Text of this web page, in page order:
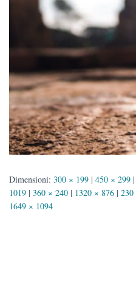
Dimensioni: 300 × 199 | 450 × 299 |
1019 | 360 × 240 | 1320 × 876 | 230
1649 × 1094